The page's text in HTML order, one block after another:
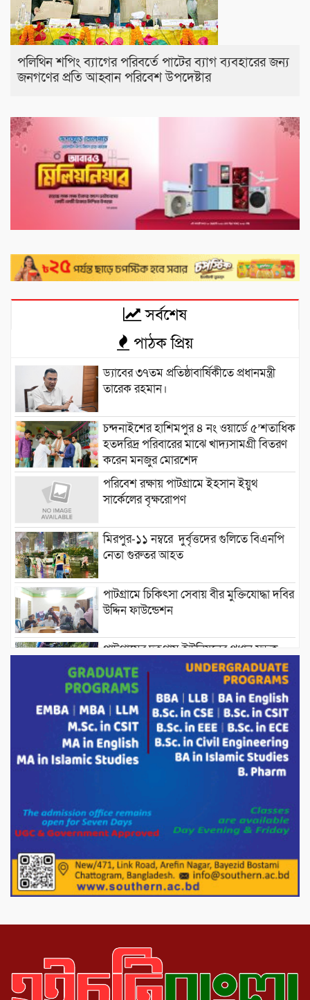
পলিথিন শপিং ব্যাগের পরিবর্তে পাটের ব্যাগ ব্যবহারের জন্য
জনগণের প্রতি আহ্বান পরিবেশ উপদেষ্টার
সর্বশেষ
পাঠক প্রিয়
ড্যাবের ৩৭তম প্রতিষ্ঠাবার্ষিকীতে প্রধানমন্ত্রী
তারেক রহমান।
চন্দনাইশের হাশিমপুর ৪ নং ওয়ার্ডে ৫’শতাধিক
হতদরিদ্র পরিবারের মাঝে খাদ্যসামগ্রী বিতরণ
করেন মনজুর মোরশেদ
পরিবেশ রক্ষায় পাটগ্রামে ইহসান ইয়ুথ
সার্কেলের বৃক্ষরোপণ
মিরপুর-১১ নম্বরে দুর্বৃত্তদের গুলিতে বিএনপি
নেতা গুরুতর আহত
পাটগ্রামে চিকিৎসা সেবায় বীর মুক্তিযোদ্ধা দবির
উদ্দিন ফাউন্ডেশন
পাটগ্রামের দহগ্রাম ইউনিয়নের প্রধান সড়ক
ভেঙ্গে যোগাযোগ বিছিন্ন
অস্ট্রেলিয়া একাদশের বিপক্ষে ব্যাটিং ধসের
দিনে মিরাজের অপরাজিত সেঞ্চুরি
মাগুরার বাড়িতে হামলার প্রতিক্রিয়ায় যা বললেন
দেশীয় পাঁচ প্রজাতির ছোট মাছে উদ্বেগজনক
মাত্রায় মাইক্রোপ্লাস্টিকের উপস্থিতি শনাক্ত ।
সরকারকে ব্যর্থ করতে দেশের বিরুদ্ধে একটি
দল চক্রান্ত চালিয়ে যাচ্ছে : রিজভী